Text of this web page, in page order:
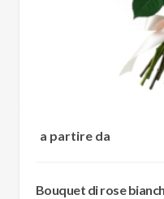
a partire da
Bouquet di rose